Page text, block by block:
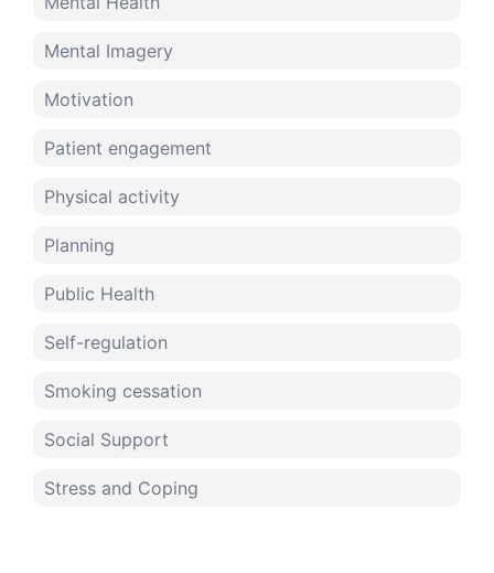
Mental Imagery
Motivation
Patient engagement
Physical activity
Planning
Public Health
Self-regulation
Smoking cessation
Social Support
Stress and Coping